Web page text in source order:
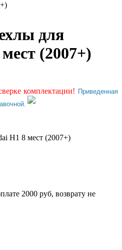
для
(2007+)
комплектации! Приведенная
H1 8 мест (2007+)
2000 руб, возврату не